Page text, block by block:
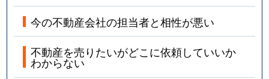
今の不動産会社の担当者と相性が悪い
不動産を売りたいがどこに依頼していいか
わからない